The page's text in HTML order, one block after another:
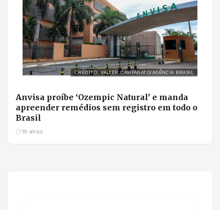
CRÉDITO: VALTER CAMPANATO/AGÊNCIA BRASIL
Anvisa proíbe ‘Ozempic Natural’ e manda
apreender remédios sem registro em todo o
Brasil
1h atrás